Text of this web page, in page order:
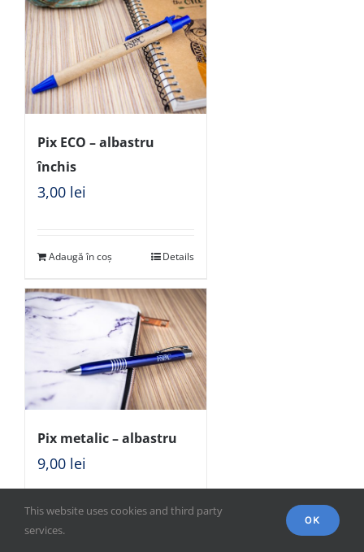
Pix ECO – albastru
închis
3,00 lei
Adaugă în coș Details
Pix metalic – albastru
9,00 lei
Adaugă în coș
This website uses cookies and third party
services.
OK